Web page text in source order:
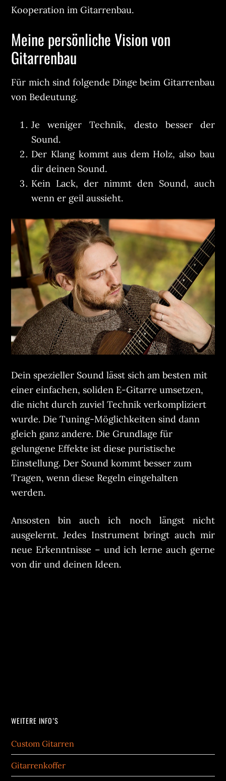
Kooperation im Gitarrenbau.
Meine persönliche Vision von
Gitarrenbau
Für mich sind folgende Dinge beim Gitarrenbau
von Bedeutung.
Je weniger Technik, desto besser der
Sound.
Der Klang kommt aus dem Holz, also bau
dir deinen Sound.
Kein Lack, der nimmt den Sound, auch
wenn er geil aussieht.
Dein spezieller Sound lässt sich am besten mit
einer einfachen, soliden E-Gitarre umsetzen,
die nicht durch zuviel Technik verkompliziert
wurde. Die Tuning-Möglichkeiten sind dann
gleich ganz andere. Die Grundlage für
gelungene Effekte ist diese puristische
Einstellung. Der Sound kommt besser zum
Tragen, wenn diese Regeln eingehalten
werden.
Ansosten bin auch ich noch längst nicht
ausgelernt. Jedes Instrument bringt auch mir
neue Erkenntnisse – und ich lerne auch gerne
von dir und deinen Ideen.
WEITERE INFO’S
Custom Gitarren
Gitarrenkoffer